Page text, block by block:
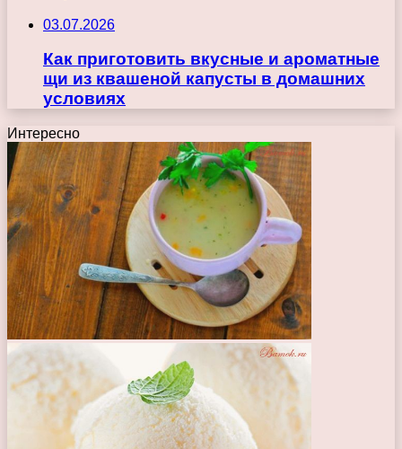
03.07.2026
Как приготовить вкусные и ароматные
щи из квашеной капусты в домашних
условиях
Интересно